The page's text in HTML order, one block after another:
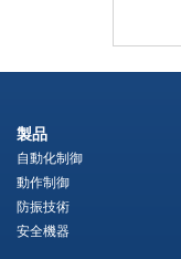
製品
自動化制御
動作制御
防振技術
安全機器